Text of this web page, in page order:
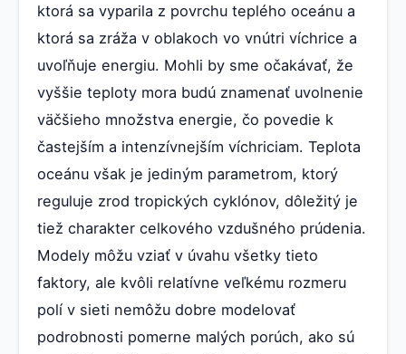
ktorá sa vyparila z povrchu teplého oceánu a
ktorá sa zráža v oblakoch vo vnútri víchrice a
uvoľňuje energiu. Mohli by sme očakávať, že
vyššie teploty mora budú znamenať uvolnenie
väčšieho množstva energie, čo povedie k
častejším a intenzívnejším víchriciam. Teplota
oceánu však je jediným parametrom, ktorý
reguluje zrod tropických cyklónov, dôležitý je
tiež charakter celkového vzdušného prúdenia.
Modely môžu vziať v úvahu všetky tieto
faktory, ale kvôli relatívne veľkému rozmeru
polí v sieti nemôžu dobre modelovať
podrobnosti pomerne malých porúch, ako sú